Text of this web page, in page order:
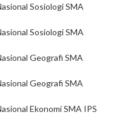
Sosiologi SMA
Sosiologi SMA
Geografi SMA
Geografi SMA
Ekonomi SMA IPS